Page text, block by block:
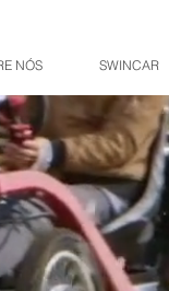
NÓS SWINCAR